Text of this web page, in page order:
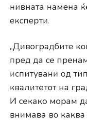
нивната намена
експерти.
„Дивоградбите
пред да се
испитувани од
квалитетот на
И секако морам
внимава во